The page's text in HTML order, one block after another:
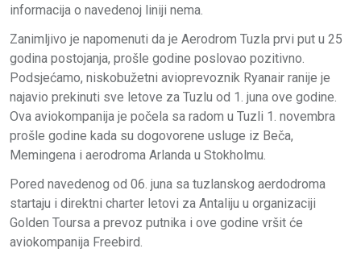
informacija o navedenoj liniji nema.
Zanimljivo je napomenuti da je Aerodrom Tuzla prvi put u 25
godina postojanja, prošle godine poslovao pozitivno.
Podsjećamo, niskobužetni avioprevoznik Ryanair ranije je
najavio prekinuti sve letove za Tuzlu od 1. juna ove godine.
Ova aviokompanija je počela sa radom u Tuzli 1. novembra
prošle godine kada su dogovorene usluge iz Beča,
Memingena i aerodroma Arlanda u Stokholmu.
Pored navedenog od 06. juna sa tuzlanskog aerdodroma
startaju i direktni charter letovi za Antaliju u organizaciji
Golden Toursa a prevoz putnika i ove godine vršit će
aviokompanija Freebird.